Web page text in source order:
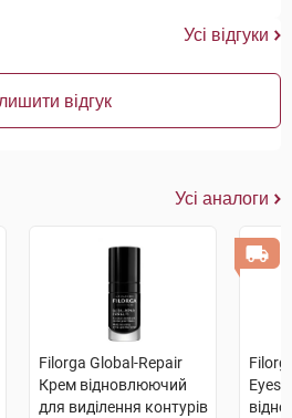
Усі відгуки
відгук
Усі аналоги
Filorga Global-Repair
Крем відновлюючий
для виділення контурів
Eyes